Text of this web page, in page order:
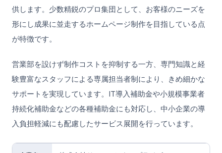
供します。少数精鋭のプロ集団として、お客様のニーズを
形にし成果に並走するホームページ制作を目指している点
が特徴です。
営業部を設けず制作コストを抑制する一方、専門知識と経
験豊富なスタッフによる専属担当者制により、きめ細かな
サポートを実現しています。IT導入補助金や小規模事業者
持続化補助金などの各種補助金にも対応し、中小企業の導
入負担軽減にも配慮したサービス展開を行っています。